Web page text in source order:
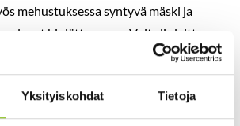
Yksityiskohdat Tietoja
mehustuksessa syntyvä mäski ja
biojätteeseen. Voit siis laittaa
ja käsitellä joko itse
laittamalla biojätteen
Jompi kumpihan näistä täytyy
eikös niin?